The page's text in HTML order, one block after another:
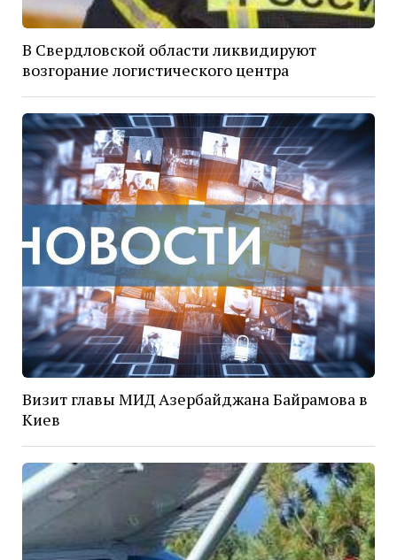
В Свердловской области ликвидируют
возгорание логистического центра
Визит главы МИД Азербайджана Байрамова в
Киев